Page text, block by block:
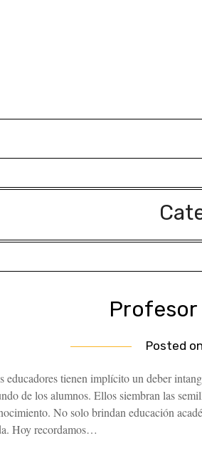
Profesor
Posted on
educadores tienen implícito un deber
de los alumnos. Ellos siembran las
No solo brindan educación
Hoy recordamos…